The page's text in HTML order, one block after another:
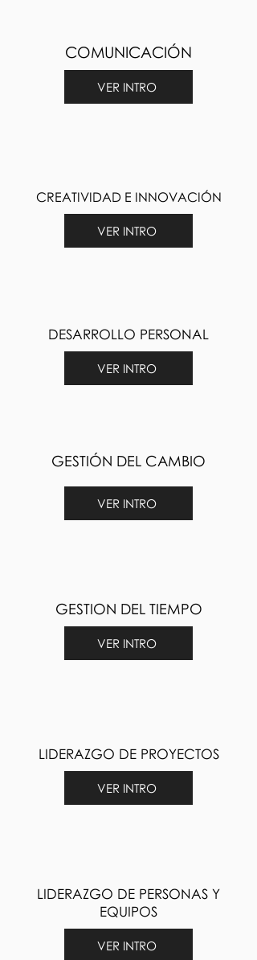
COMUNICACIÓN
VER INTRO
CREATIVIDAD E INNOVACIÓN
VER INTRO
DESARROLLO PERSONAL
VER INTRO
GESTIÓN DEL CAMBIO
VER INTRO
GESTION DEL TIEMPO
VER INTRO
LIDERAZGO DE PROYECTOS
VER INTRO
LIDERAZGO DE PERSONAS Y
EQUIPOS
VER INTRO